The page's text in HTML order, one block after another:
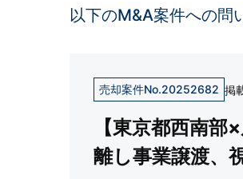
以下のM&A案件への問
売却案件No.20252682 掲
【東京都西南部
離し事業譲渡、